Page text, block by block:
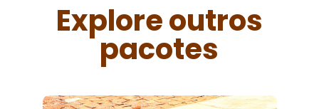
Explore outros
pacotes